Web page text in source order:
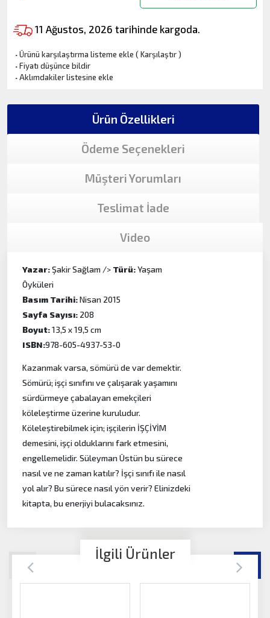
11 Ağustos, 2026 tarihinde kargoda.
·Ürünü karşılaştırma listeme ekle (Karşılaştır)
·Fiyatı düşünce bildir
·Aklımdakiler listesine ekle
Ürün Özellikleri
Ödeme Seçenekleri
Müşteri Yorumları
Teslimat İade
Video
Yazar:Şakir Sağlam /> Türü:Yaşam
Öyküleri
Basım Tarihi:Nisan 2015
Sayfa Sayısı: 208
Boyut:13,5 x 19,5 cm
ISBN:978-605-4937-53-0
Kazanmak varsa, sömürü de var demektir.
Sömürü; işçi sınıfını ve çalışarak yaşamını
sürdürmeye çabalayan emekçileri
köleleştirme üzerine kuruludur.
Köleleştirebilmek için; işçilerin İŞÇİYİM
demesini, işçi olduklarını fark etmesini,
engellemelidir. Süleyman Üstün bu sürece
nasıl ve ne zaman katılır? İşçi sınıfı ile nasıl
yol alır? Bu sürece nasıl yön verir? Elinizdeki
kitapta, bu enerjiyi bulacaksınız.
İlgili Ürünler